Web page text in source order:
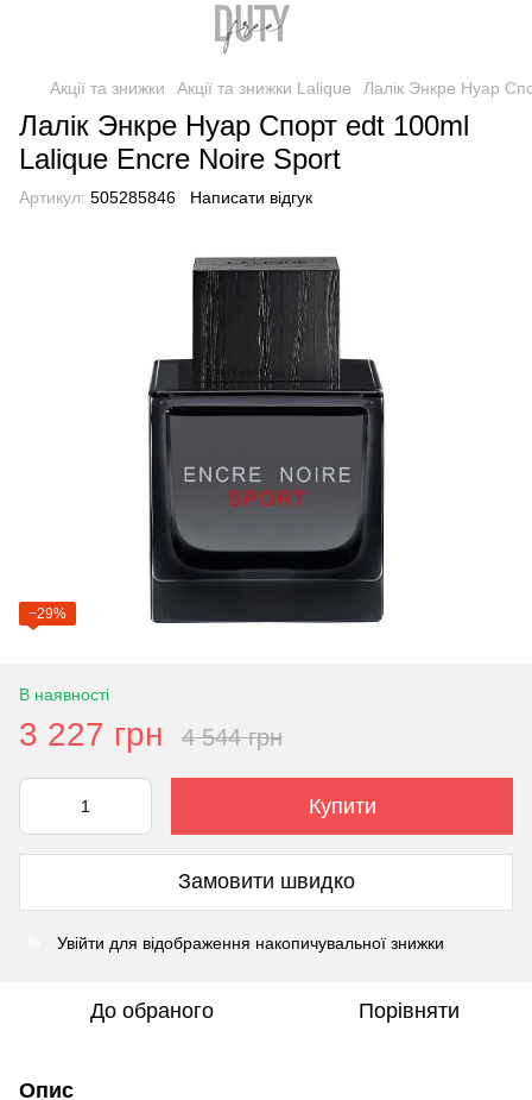
Акції та знижки Акції та знижки Lalique Лалік Энкре Нуар
Лалік Энкре Нуар Спорт edt 100ml
Lalique Encre Noire Sport
Артикул: 505285846 Написати відгук
−29%
В наявності
3 227 грн 4 544 грн
Купити
Замовити швидко
Увійти для відображення накопичувальної знижки
До обраного Порівняти
Опис